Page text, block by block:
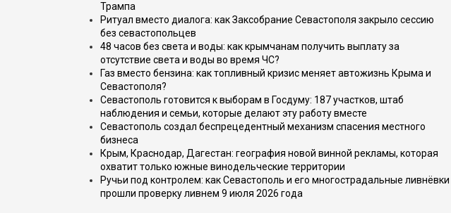
Трампа
Ритуал вместо диалога: как Заксобрание Севастополя закрыло сессию
без севастопольцев
48 часов без света и воды: как крымчанам получить выплату за
отсутствие света и воды во время ЧС?
Газ вместо бензина: как топливный кризис меняет автожизнь Крыма и
Севастополя?
Севастополь готовится к выборам в Госдуму: 187 участков, штаб
наблюдения и семьи, которые делают эту работу вместе
Севастополь создал беспрецедентный механизм спасения местного
бизнеса
Крым, Краснодар, Дагестан: география новой винной рекламы, которая
охватит только южные винодельческие территории
Ручьи под контролем: как Севастополь и его многострадальные ливнёвки
прошли проверку ливнем 9 июля 2026 года